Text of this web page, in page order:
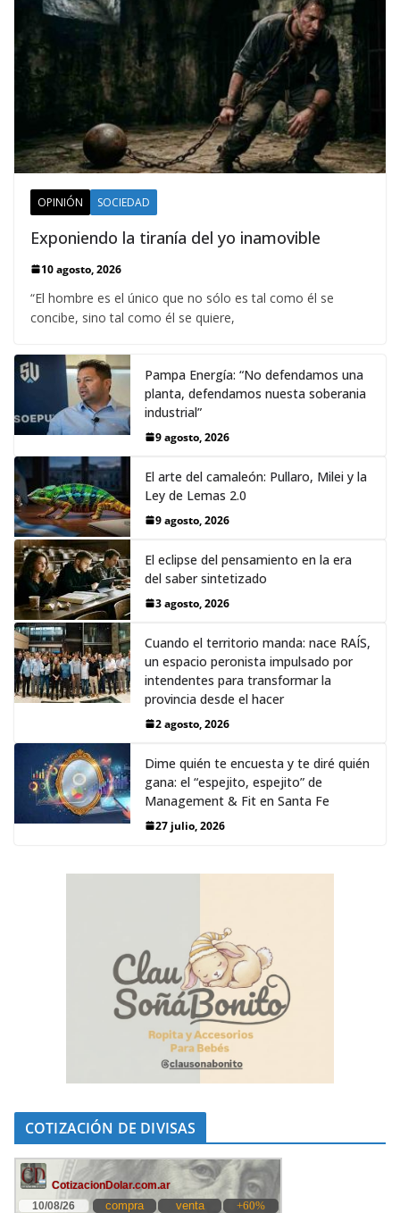
OPINIÓN SOCIEDAD
Exponiendo la tiranía del yo inamovible
10 agosto, 2026
“El hombre es el único que no sólo es tal como él se
concibe, sino tal como él se quiere,
Pampa Energía: “No defendamos una
planta, defendamos nuesta soberania
industrial”
9 agosto, 2026
El arte del camaleón: Pullaro, Milei y la
Ley de Lemas 2.0
9 agosto, 2026
El eclipse del pensamiento en la era
del saber sintetizado
3 agosto, 2026
Cuando el territorio manda: nace RAÍS,
un espacio peronista impulsado por
intendentes para transformar la
provincia desde el hacer
2 agosto, 2026
Dime quién te encuesta y te diré quién
gana: el “espejito, espejito” de
Management & Fit en Santa Fe
27 julio, 2026
COTIZACIÓN DE DIVISAS